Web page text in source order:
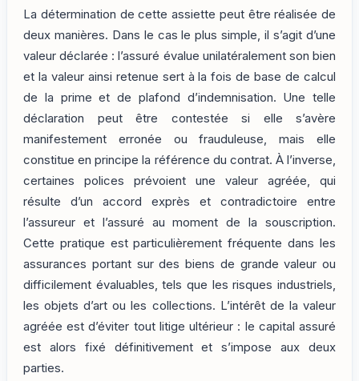
La détermination de cette assiette peut être réalisée de
deux manières. Dans le cas le plus simple, il s’agit d’une
valeur déclarée : l’assuré évalue unilatéralement son bien
et la valeur ainsi retenue sert à la fois de base de calcul
de la prime et de plafond d’indemnisation. Une telle
déclaration peut être contestée si elle s’avère
manifestement erronée ou frauduleuse, mais elle
constitue en principe la référence du contrat. À l’inverse,
certaines polices prévoient une valeur agréée, qui
résulte d’un accord exprès et contradictoire entre
l’assureur et l’assuré au moment de la souscription.
Cette pratique est particulièrement fréquente dans les
assurances portant sur des biens de grande valeur ou
difficilement évaluables, tels que les risques industriels,
les objets d’art ou les collections. L’intérêt de la valeur
agréée est d’éviter tout litige ultérieur : le capital assuré
est alors fixé définitivement et s’impose aux deux
parties.